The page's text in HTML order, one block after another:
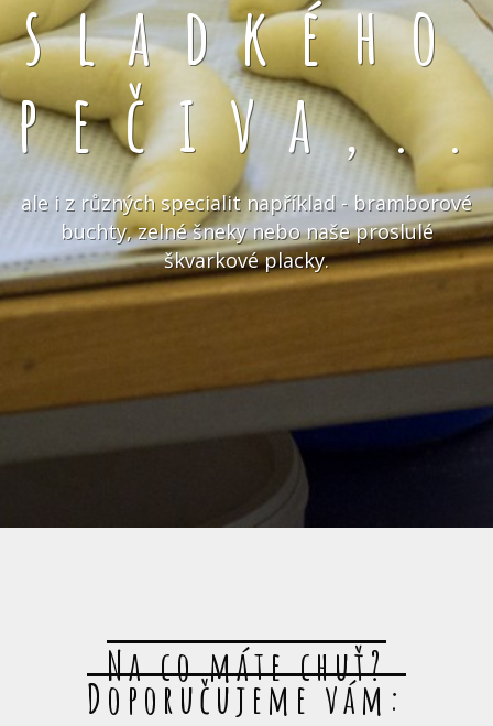
sladkého
ale i z různých specialit například - bramborové
buchty, zelné šneky nebo naše proslulé
škvarkové placky.
Na co máte chuť?
Doporučujeme vám: